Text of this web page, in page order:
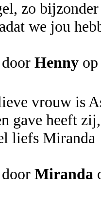
zo
we jou
Henny
vrouw is
gave heeft
liefs Miranda
Miranda